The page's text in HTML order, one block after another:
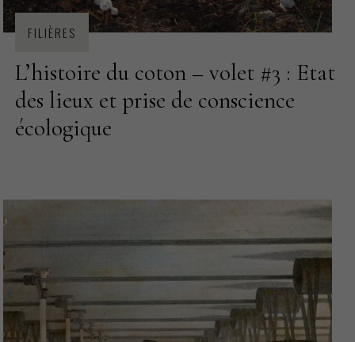
FILIÈRES
L’histoire du coton – volet #3 : Etat
des lieux et prise de conscience
écologique